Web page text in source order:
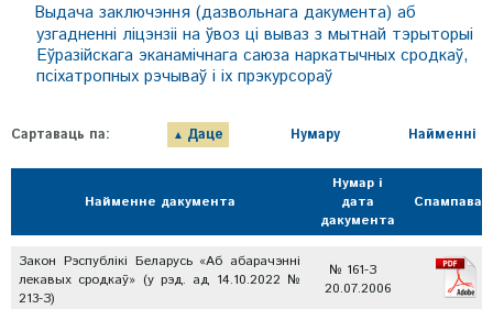
Выдача заключэння (дазвольнага дакумента) аб
узгадненні ліцэнзіі на ўвоз ці вываз з мытнай тэрыторыі
Еўразійскага эканамічнага саюза наркатычных сродкаў,
псіхатропных рэчываў і іх прэкурсораў
Сартаваць па: Даце Нумару Найменні
Найменне дакумента
Нумар і
дата
дакумента
Закон Рэспублікі Беларусь «Аб абарачэнні
лекавых сродкаў» (у рэд. ад 14.10.2022 №
213-З)
№ 161-З
20.07.2006